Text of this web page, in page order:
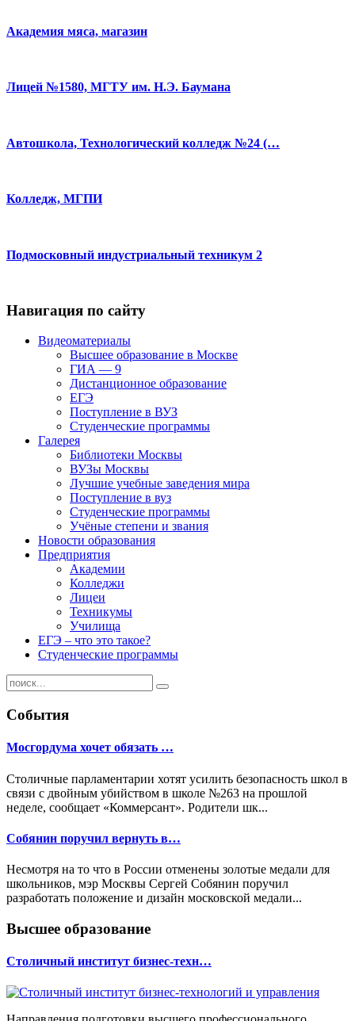
Академия мяса, магазин
Лицей №1580, МГТУ им. Н.Э. Баумана
Автошкола, Технологический колледж №24 (…
Колледж, МГПИ
Подмосковный индустриальный техникум 2
Навигация по сайту
Видеоматериалы
Высшее образование в Москве
ГИА — 9
Дистанционное образование
ЕГЭ
Поступление в ВУЗ
Студенческие программы
Галерея
Библиотеки Москвы
ВУЗы Москвы
Лучшие учебные заведения мира
Поступление в вуз
Студенческие программы
Учёные степени и звания
Новости образования
Предприятия
Академии
Колледжи
Лицеи
Техникумы
Училища
ЕГЭ – что это такое?
Студенческие программы
События
Мосгордума хочет обязать …
Столичные парламентарии хотят усилить безопасность школ в
связи с двойным убийством в школе №263 на прошлой
неделе, сообщает «Коммерсант». Родители шк...
Собянин поручил вернуть в…
Несмотря на то что в России отменены золотые медали для
школьников, мэр Москвы Сергей Собянин поручил
разработать положение и дизайн московской медали...
Высшее образование
Столичный институт бизнес-техн…